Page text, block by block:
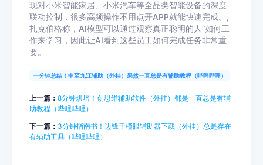
现对小米智能家居、小米汽车等全品类智能设备的深度
联动控制，很多高频操作不用点开APP就能快速完成。,
扎克伯格称，AI模型可以通过观察真正聪明的人”如何工
作来学习，因此让AI看到这些员工如何完成任务非常重
要。
一分钟总结！中至九江辅助（外挂）果然一直总是有辅助教程（哔哩哔哩）
上一篇： 8分钟烘培！创思维辅助软件（外挂）都是一直总是有辅
助教程（哔哩哔哩）
下一篇： 3分钟指南书！边锋干橙眼辅助器下载（外挂）总是存在
有辅助工具（哔哩哔哩）